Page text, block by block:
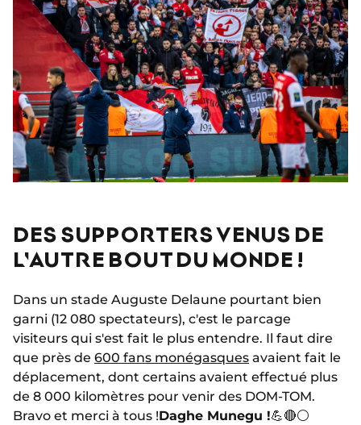
DES SUPPORTERS VENUS DE
L'AUTRE BOUT DU MONDE !
Dans un stade Auguste Delaune pourtant bien
garni (12 080 spectateurs), c'est le parcage
visiteurs qui s'est fait le plus entendre. Il faut dire
que près de 600 fans monégasques avaient fait le
déplacement, dont certains avaient effectué plus
de 8 000 kilomètres pour venir des DOM-TOM.
Bravo et merci à tous !Daghe Munegu !💪🔴⚪